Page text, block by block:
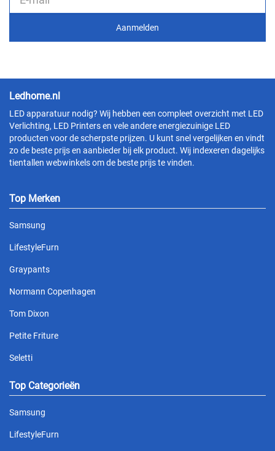
Ledhome.nl
LED apparatuur nodig? Wij hebben een compleet overzicht met LED
Verlichting, LED Printers en vele andere energiezuinige LED
producten voor de scherpste prijzen. U kunt snel vergelijken en vindt
zo de beste prijs en aanbieder bij elk product. Wij indexeren dagelijks
tientallen webwinkels om de beste prijs te vinden.
Top Merken
Samsung
LifestyleFurn
Graypants
Normann Copenhagen
Tom Dixon
Petite Friture
Seletti
Top Categorieën
Samsung
LifestyleFurn